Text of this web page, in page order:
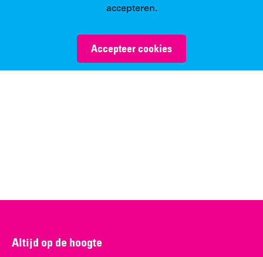
accepteren.
Accepteer cookies
Altijd op de hoogte